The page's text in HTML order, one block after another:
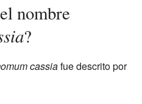
nombre
?
cassiafue descrito por